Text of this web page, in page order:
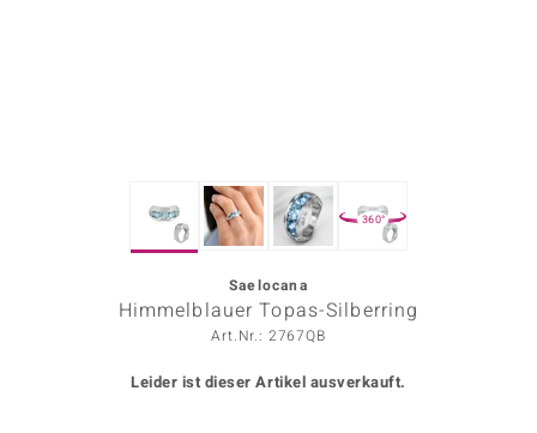
360°
Saelocana
Himmelblauer Topas-Silberring
Art.Nr.: 2767QB
Leider ist dieser Artikel ausverkauft.